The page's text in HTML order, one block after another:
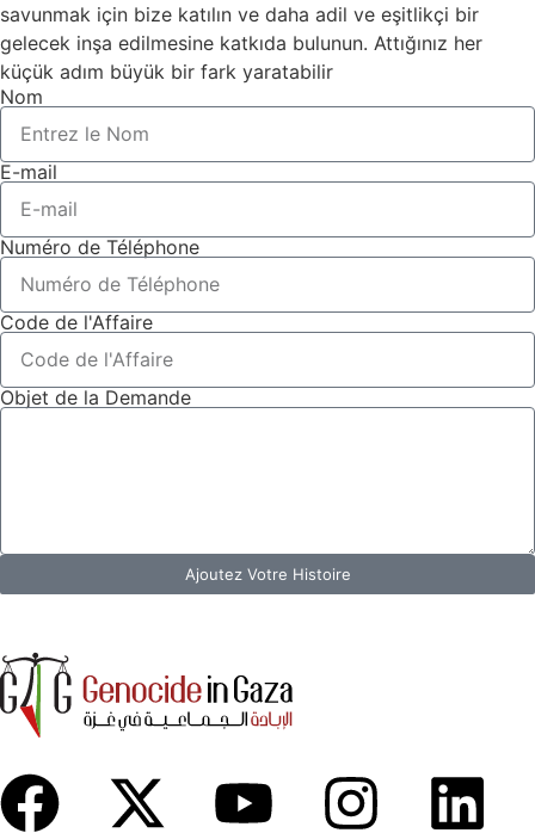
savunmak için bize katılın ve daha adil ve eşitlikçi bir
gelecek inşa edilmesine katkıda bulunun. Attığınız her
küçük adım büyük bir fark yaratabilir
Nom
E-mail
Numéro de Téléphone
Code de l'Affaire
Objet de la Demande
Ajoutez Votre Histoire